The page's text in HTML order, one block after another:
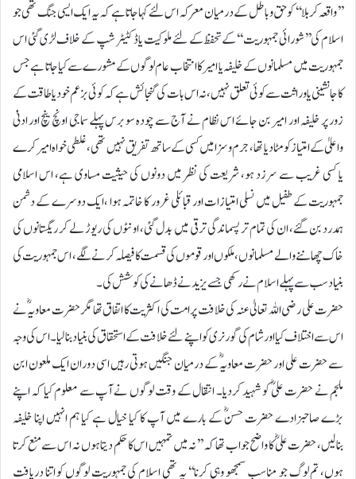
’’واقعہ کربلا‘‘ کو حق وباطل کے درمیان معرکہ اس لئے کہا جاتا ہے کہ یہ ایک ایسی جنگ تھی جو
اسلام کی ’’شورائی جمہوریت ‘‘کے تحفظ کے لئے ملوکیت یا ڈکٹیٹر شپ کے خلاف لڑی گئی اس
جمہوریت میں مسلمانوں کے خلیفہ یا امیر کا انتخاب عام لوگوں کے مشورے سے کیا جاتا ہے جس
کا جانشینی یا وراثت سے کوئی تعلق نہیں، نہ اس بات کی گنجائش ہے کہ کوئی بزعم خود یا طاقت کے
زور پر خلیفہ اور امیر بن جائے اس نظام نے آج سے چودہ سو برس پہلے سماجی اونچ نیچ اور ادنیٰ
واعلیٰ کے امتیاز کو مٹادیا تھا، جرم وسزا میں کسی کے ساتھ تفریق نہیں تھی، غلطی خواہ امیر کرے
یا کسی غریب سے سرزد ہو، شریعت کی نظر میں دونوں کی حیثیت مساوی ہے، اس اسلامی
جمہوریت کے طفیل میں نسلی امتیازات اور قبائلی غرور کا خاتمہ ہوا ،ایک دوسرے کے دشمن
ہمدرد بن گئے، ان کی تمام تر پسماندگی ترقی میں بدل گئی، اونٹوں کی ریوڑ لے کر ریگستانوں کی
خاک چھاننے والے مسلمانوں، ملکوں اور قوموں کی قسمت کا فیصلہ کرنے لگے، اس جمہوریت کی
بنیاد سب سے پہلے اسلام نے رکھی جسے یزید نے ڈھانے کی کوشش کی۔
حضرت علی رضی اللہ تعالیٰ عنہ کی خلافت پر امت کی اکثریت کا اتفاق تھا مگر حضرت معاویہؓ نے
اس سے اختلاف کیا اور شام کی گورنری کو اپنے لئے خلافت کے استحقاق کی بنیاد بنالیا۔ اس کی وجہ
سے حضرت علی اور حضرت معاویہؓ کے درمیان جنگیں ہوتی رہیں اسی دوران ایک ملعون ابن
ملجم نے حضرت علیؓ کو شہید کردیا۔ انتقال کے وقت لوگوں نے آپ سے معلوم کیا کہ اپنے
بڑے صاحبزادے حضرت حسنؓ کے بارے میں آپ کا کیا خیال ہے کیا ہم انہیں اپنا خلیفہ
بنالیں، حضرت علیؓ کا واضح جواب تھا کہ ’’نہ میں تمہیں اس کا حکم دیتا ہوں نہ اس سے منع کرتا
ہوں، تم لوگ جو مناسب سمجھو وہی کرنا‘‘ یہ تھی اسلام کی جمہوریت لوگوں کو اتنا دریافت